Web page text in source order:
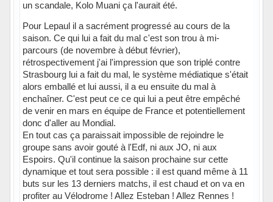
un scandale, Kolo Muani ça l'aurait été.
Pour Lepaul il a sacrément progressé au cours de la
saison. Ce qui lui a fait du mal c'est son trou à mi-
parcours (de novembre à début février),
rétrospectivement j'ai l'impression que son triplé contre
Strasbourg lui a fait du mal, le système médiatique s'était
alors emballé et lui aussi, il a eu ensuite du mal à
enchaîner. C'est peut ce ce qui lui a peut être empêché
de venir en mars en équipe de France et potentiellement
donc d'aller au Mondial.
En tout cas ça paraissait impossible de rejoindre le
groupe sans avoir gouté à l'Edf, ni aux JO, ni aux
Espoirs. Qu'il continue la saison prochaine sur cette
dynamique et tout sera possible : il est quand même à 11
buts sur les 13 derniers matchs, il est chaud et on va en
profiter au Vélodrome ! Allez Esteban ! Allez Rennes !